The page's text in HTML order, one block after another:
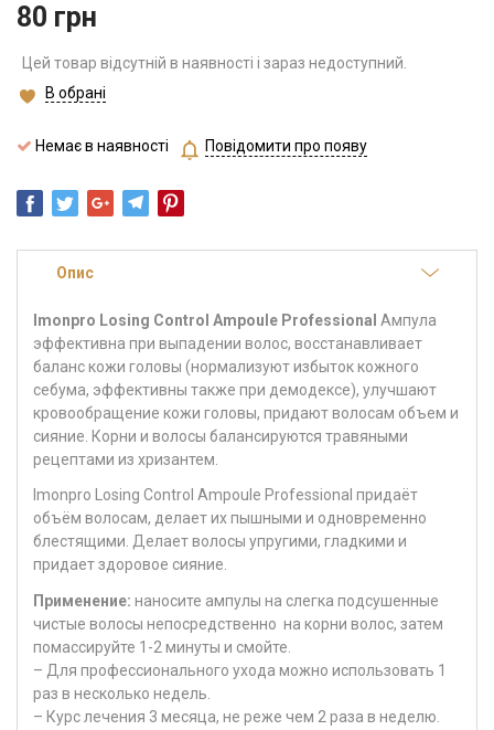
80 грн
Цей товар відсутній в наявності і зараз недоступний.
В обрані
Немає в наявності Повідомити про появу
Опис
Imonpro Losing Control Ampoule Professional Ампула
эффективна при выпадении волос, восстанавливает
баланс кожи головы (нормализуют избыток кожного
себума, эффективны также при демодексе), улучшают
кровообращение кожи головы, придают волосам объем и
сияние. Корни и волосы балансируются травяными
рецептами из хризантем.
Imonpro Losing Control Ampoule Professional придаёт
объём волосам, делает их пышными и одновременно
блестящими. Делает волосы упругими, гладкими и
придает здоровое сияние.
Применение: наносите ампулы на слегка подсушенные
чистые волосы непосредственно на корни волос, затем
помассируйте 1-2 минуты и смойте.
– Для профессионального ухода можно использовать 1
раз в несколько недель.
– Курс лечения 3 месяца, не реже чем 2 раза в неделю.